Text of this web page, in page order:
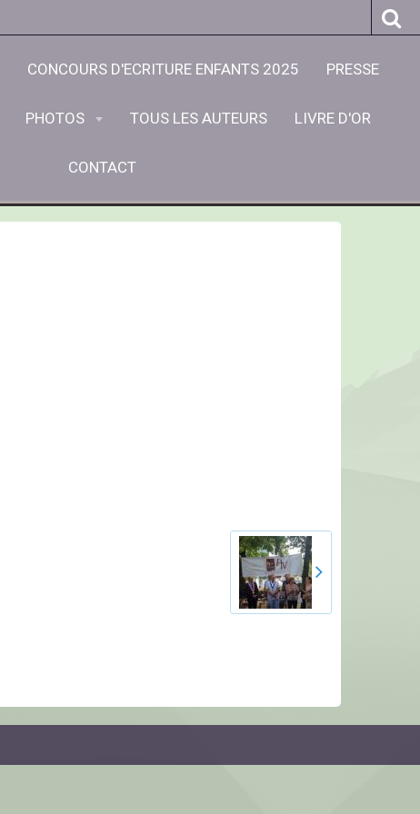
CONCOURS D'ECRITURE ENFANTS 2025 PRESSE
PHOTOS TOUS LES AUTEURS LIVRE D'OR
CONTACT